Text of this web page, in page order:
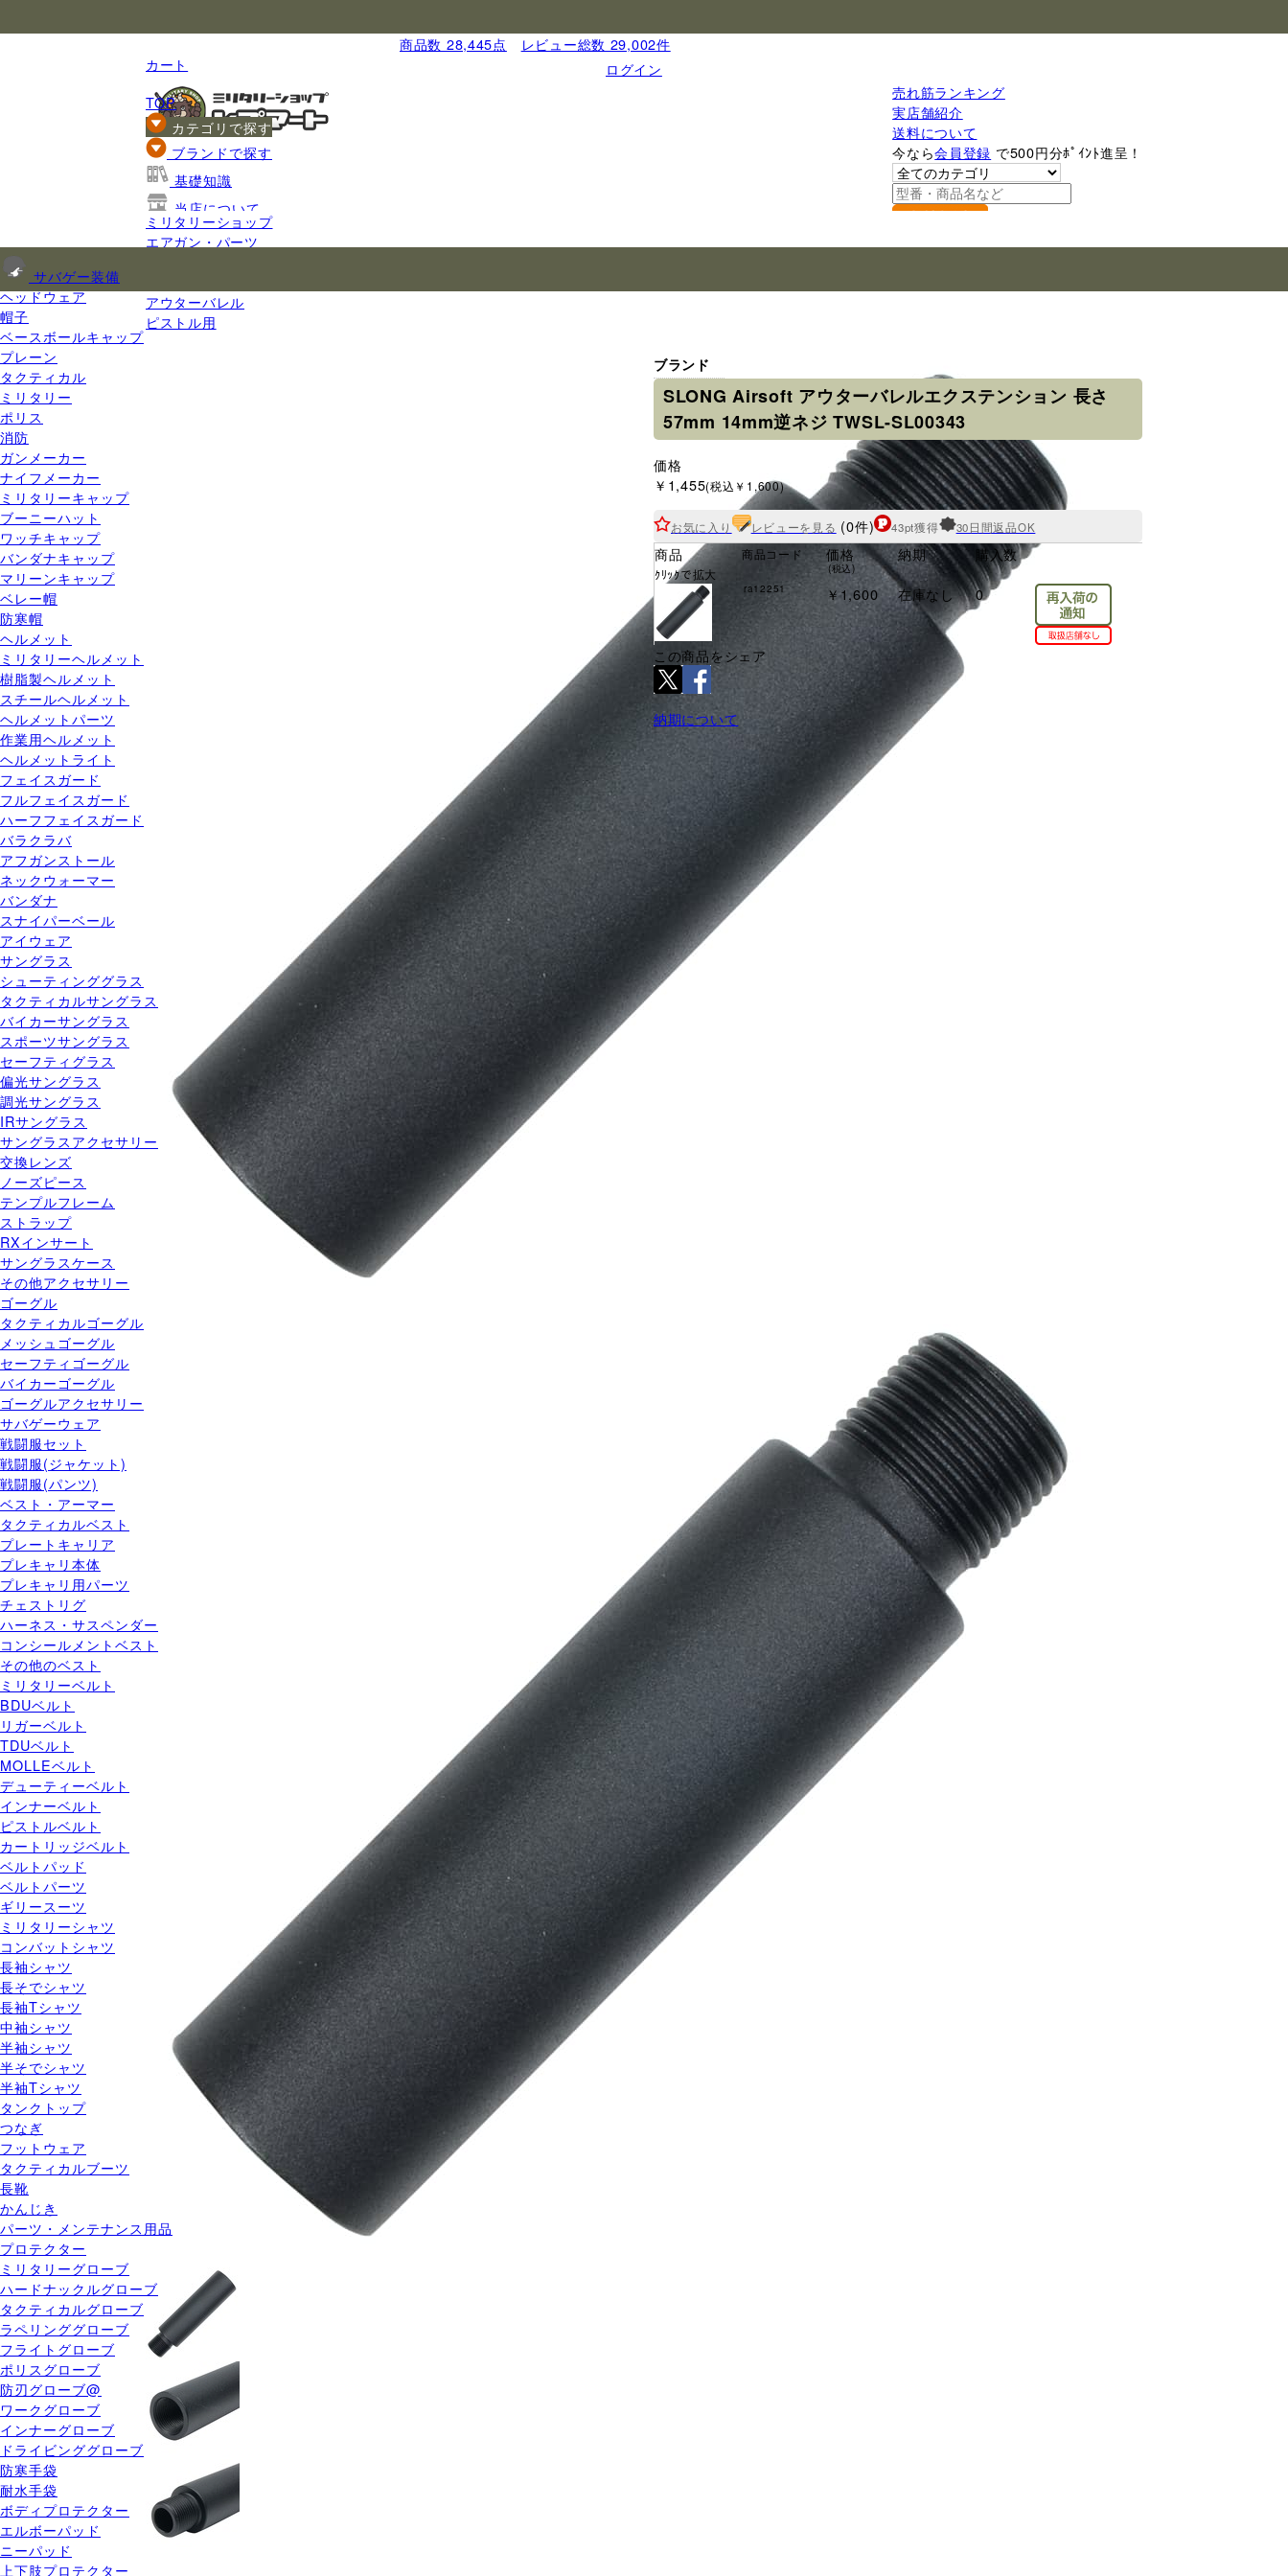
商品数 28,445点
レビュー総数 29,002件
ログイン
カート
売れ筋ランキング
実店舗紹介
送料について
今なら会員登録 で500円分ﾎﾟｲﾝﾄ進呈！
TOP
カテゴリで探す
サバゲー装備
ヘッドウェア
帽子
ベースボールキャップ
プレーン
タクティカル
ミリタリー
ポリス
消防
ガンメーカー
ナイフメーカー
ミリタリーキャップ
ブーニーハット
ワッチキャップ
バンダナキャップ
マリーンキャップ
ベレー帽
防寒帽
ヘルメット
ミリタリーヘルメット
樹脂製ヘルメット
スチールヘルメット
ヘルメットパーツ
作業用ヘルメット
ヘルメットライト
フェイスガード
フルフェイスガード
ハーフフェイスガード
バラクラバ
アフガンストール
ネックウォーマー
バンダナ
スナイパーベール
アイウェア
サングラス
シューティンググラス
タクティカルサングラス
バイカーサングラス
スポーツサングラス
セーフティグラス
偏光サングラス
調光サングラス
IRサングラス
サングラスアクセサリー
交換レンズ
ノーズピース
テンプルフレーム
ストラップ
RXインサート
サングラスケース
その他アクセサリー
ゴーグル
タクティカルゴーグル
メッシュゴーグル
セーフティゴーグル
バイカーゴーグル
ゴーグルアクセサリー
サバゲーウェア
戦闘服セット
戦闘服(ジャケット)
戦闘服(パンツ)
ベスト・アーマー
タクティカルベスト
プレートキャリア
プレキャリ本体
プレキャリ用パーツ
チェストリグ
ハーネス・サスペンダー
コンシールメントベスト
その他のベスト
ミリタリーベルト
BDUベルト
リガーベルト
TDUベルト
MOLLEベルト
デューティーベルト
インナーベルト
ピストルベルト
カートリッジベルト
ベルトパッド
ベルトパーツ
ギリースーツ
ミリタリーシャツ
コンバットシャツ
長袖シャツ
長そでシャツ
長袖Tシャツ
中袖シャツ
半袖シャツ
半そでシャツ
半袖Tシャツ
タンクトップ
つなぎ
フットウェア
タクティカルブーツ
長靴
かんじき
パーツ・メンテナンス用品
プロテクター
ミリタリーグローブ
ハードナックルグローブ
タクティカルグローブ
ラペリンググローブ
フライトグローブ
ポリスグローブ
防刃グローブ@
ワークグローブ
インナーグローブ
ドライビンググローブ
防寒手袋
耐水手袋
ボディプロテクター
エルボーパッド
ニーパッド
上下肢プロテクター
ブランドで探す
基礎知識
当店について
ご利用ガイド
ミリタリーショップ
エアガン・パーツ
アウターバレル
ピストル用
ブランド
SLONG Airsoft アウターバレルエクステンション 長さ
57mm 14mm逆ネジ TWSL-SL00343
価格
￥1,455(税込￥1,600)
お気に入り レビューを見る (0件) 43pt獲得 30日間返品OK
商品
ｸﾘｯｸで拡大
商品コード 価格
(税込)
納期 購入数
ra12251 ￥1,600 在庫なし 0
この商品をシェア
納期について